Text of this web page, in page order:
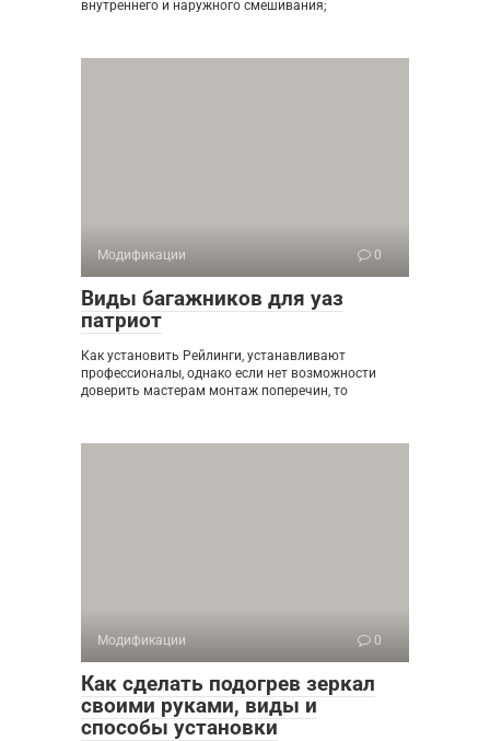
внутреннего и наружного смешивания;
Модификации 0
Виды багажников для уаз
патриот
Как установить Рейлинги, устанавливают
профессионалы, однако если нет возможности
доверить мастерам монтаж поперечин, то
Модификации 0
Как сделать подогрев зеркал
своими руками, виды и
способы установки